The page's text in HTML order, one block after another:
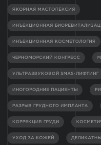
ЯКОРНАЯ МАСТОПЕКСИЯ
ИНЪЕКЦИОННАЯ
ИНЪЕКЦИОННАЯ КОСМЕТОЛОГИЯ
ЧЕРНОМОРСКИЙ КОНГРЕСС
УЛЬТРАЗВУКОВОЙ SMAS-ЛИФТИНГ
ИНОГОРОДНИЕ ПАЦИЕНТЫ
РАЗРЫВ ГРУДНОГО ИМПЛАНТА
КОРРЕКЦИЯ ГРУДИ
УХОД ЗА КОЖЕЙ